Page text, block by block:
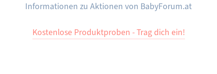
Informationen zu Aktionen von BabyForum.at
Kostenlose Produktproben - Trag dich ein!